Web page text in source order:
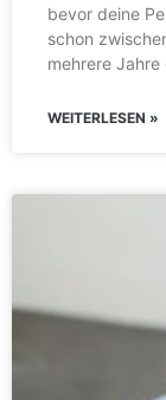
bevor deine
schon
mehrere Jahre
WEITERLESEN »